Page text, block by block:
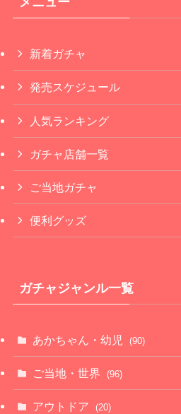
新着ガチャ
発売スケジュール
人気ランキング
ガチャ店舗一覧
ご当地ガチャ
便利グッズ
ガチャジャンル一覧
あかちゃん・幼児 (90)
ご当地・世界 (96)
アウトドア (20)